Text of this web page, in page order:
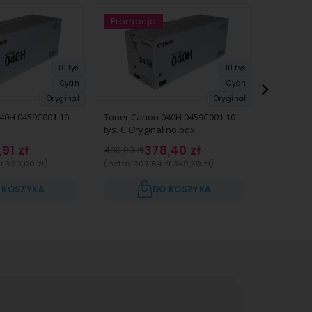
10 tys.
Cyan
Oryginał
0459C001 10
zł
630,00 zł
10 tys.
Cyan
Oryginał
Promocja
Toner Canon 040H 0459C001 10
tys. C Oryginał no box
430,00 zł378,40 zł
(netto: 307,64 zł 349,59 zł
DO KOSZYKA
Promocja